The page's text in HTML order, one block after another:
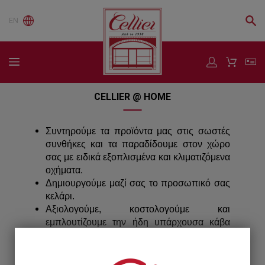
EN
CELLIER @ HOME
Συντηρούμε τα προϊόντα μας στις σωστές
συνθήκες και τα παραδίδουμε στον χώρο
σας με ειδικά εξοπλισμένα και κλιματιζόμενα
οχήματα.
Δημιουργούμε μαζί σας το προσωπικό σας
κελάρι.
Αξιολογούμε, κοστολογούμε και
εμπλουτίζουμε την ήδη υπάρχουσα κάβα
κρασιού - φαγητού. Σχεδιάζουμε μαζί σας,